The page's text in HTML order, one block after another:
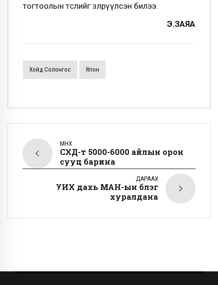
тогтоолын төслийг зөөлрүүлсэн билээ.
Э.ЗАЯА
Хойд Солонгос Япон
ӨМНӨХ
СХД-т 5000-6000 айлын орон
сууц барина
ДАРААХ
УИХ дахь МАН-ын бүлэг
хуралдана